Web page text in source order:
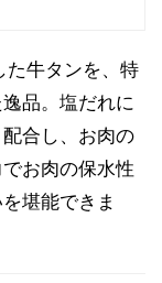
た牛タンを、特
品。塩だれに
合し、お肉の
お肉の保水性
堪能できま